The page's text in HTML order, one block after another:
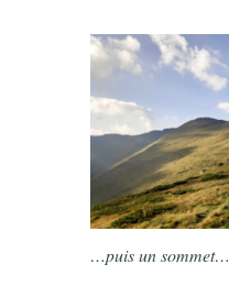
…puis un sommet…